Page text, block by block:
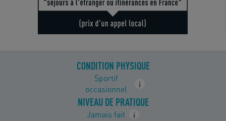
CONDITION PHYSIQUE
Sportif
occasionnel
i
NIVEAU DE PRATIQUE
Jamais fait i